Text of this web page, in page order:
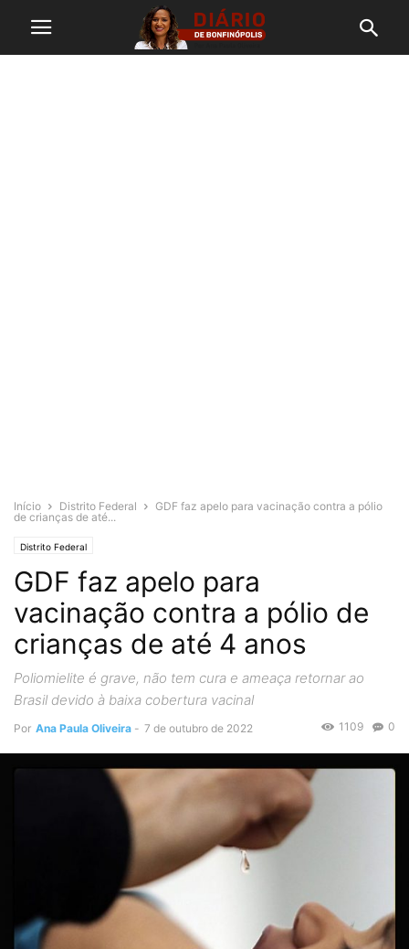
Início Distrito Federal
GDF faz apelo para vacinação contra a pólio
de crianças de até...
Distrito Federal
GDF faz apelo para
vacinação contra a pólio de
crianças de até 4 anos
Poliomielite é grave, não tem cura e ameaça retornar ao
Brasil devido à baixa cobertura vacinal
Por Ana Paula Oliveira - 7 de outubro de 2022 0
1109